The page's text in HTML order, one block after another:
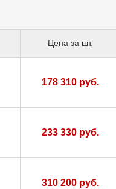
Цена за шт.
178 310 руб.
233 330 руб.
310 200 руб.